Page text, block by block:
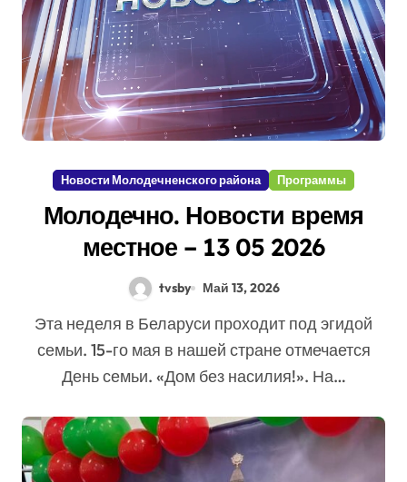
Новости Молодечненского района Программы
Молодечно. Новости время
местное – 13 05 2026
tvsby Май 13, 2026
Эта неделя в Беларуси проходит под эгидой
семьи. 15-го мая в нашей стране отмечается
День семьи. «Дом без насилия!». На…